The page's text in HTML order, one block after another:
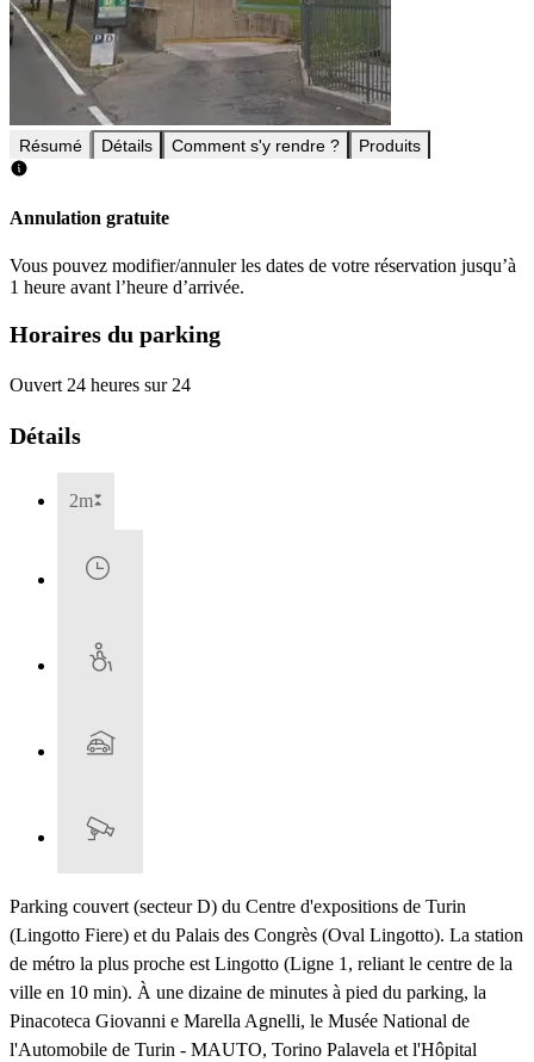
Résumé Détails Comment s'y rendre ? Produits
Annulation gratuite
Vous pouvez modifier/annuler les dates de votre réservation jusqu’à
1 heure avant l’heure d’arrivée.
Horaires du parking
Ouvert 24 heures sur 24
Détails
2m
Parking couvert (secteur D) du Centre d'expositions de Turin
(Lingotto Fiere) et du Palais des Congrès (Oval Lingotto). La station
de métro la plus proche est Lingotto (Ligne 1, reliant le centre de la
ville en 10 min). À une dizaine de minutes à pied du parking, la
Pinacoteca Giovanni e Marella Agnelli, le Musée National de
l'Automobile de Turin - MAUTO, Torino Palavela et l'Hôpital